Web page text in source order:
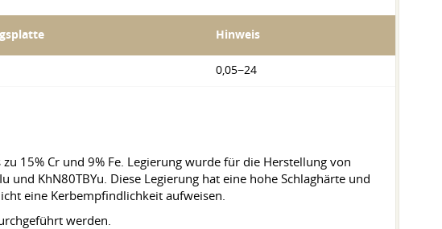
Hinweis
0,05−24
15% Cr und 9% Fe. Legierung wurde für die Herstellung von
KhN80TBYu. Diese Legierung hat eine hohe Schlaghärte und
eine Kerbempfindlichkeit aufweisen.
werden.